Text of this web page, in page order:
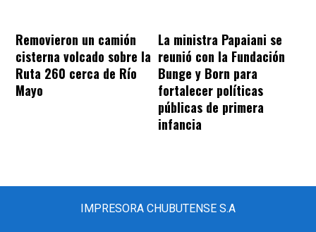
Removieron un camión
cisterna volcado sobre la
Ruta 260 cerca de Río
Mayo
La ministra Papaiani se
reunió con la Fundación
Bunge y Born para
fortalecer políticas
públicas de primera
infancia
IMPRESORA CHUBUTENSE S.A